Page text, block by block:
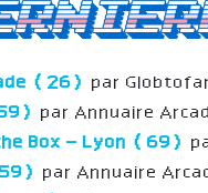
(26) par
par Annuaire
Box – Lyon (69)
par Annuaire